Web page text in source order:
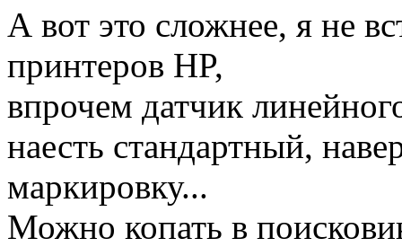
А вот это сложнее, я не
принтеров HP,
впрочем датчик
наесть стандартный,
маркировку...
Можно копать в